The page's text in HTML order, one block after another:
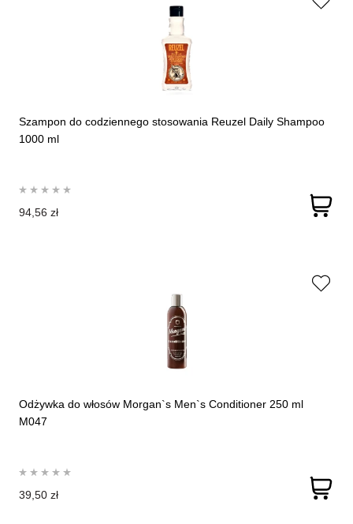
Szampon do codziennego stosowania Reuzel Daily Shampoo
1000 ml
94,56 zł
Odżywka do włosów Morgan`s Men`s Conditioner 250 ml
M047
39,50 zł